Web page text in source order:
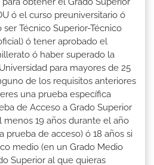
ó el curso preuniversitario ó
Técnico Superior-Técnico
ó tener aprobado el
ó haber superado la
para mayores de 25
de los requisitos anteriores
una prueba específica
de Acceso a Grado Superior
menos 19 años durante el año
prueba de acceso) ó 18 años si
medio (en un Grado Medio
Superior al que quieras